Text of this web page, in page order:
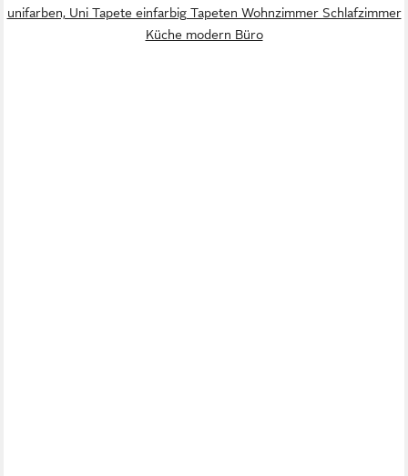
unifarben, Uni Tapete einfarbig Tapeten Wohnzimmer Schlafzimmer
Küche modern Büro